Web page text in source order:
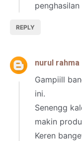
REPLY
nurul rahma
Gampiill
ini.
Senengg
makin
Keren